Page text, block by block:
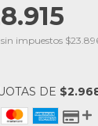
impuestos
DE